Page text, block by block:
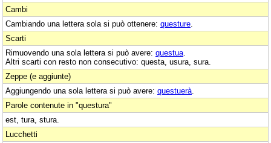
Cambi
Cambiando una lettera sola si può ottenere: questure
Scarti
Rimuovendo una sola lettera si può avere: questua
Altri scarti con resto non consecutivo: questa, usura, sura.
Zeppe (e aggiunte)
Aggiungendo una sola lettera si può avere: questuerà
Parole contenute in "questura"
est, tura, stura.
Lucchetti